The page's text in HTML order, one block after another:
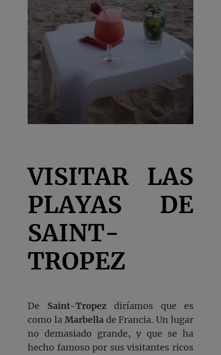
VISITAR LAS
PLAYAS DE
SAINT-
TROPEZ
De Saint-Tropezdiríamos que es
como la Marbella de Francia. Un lugar
no demasiado grande, y que se ha
hecho famoso por sus visitantes ricos